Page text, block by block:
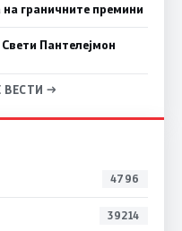
граничните премини
Пантелејмон
ВЕСТИ →
4796
39214